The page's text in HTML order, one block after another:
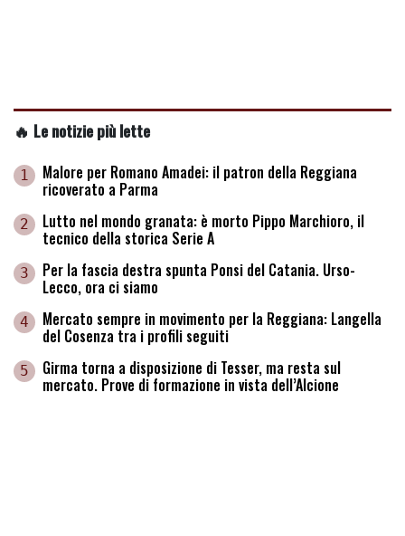
🔥 Le notizie più lette
1 Malore per Romano Amadei: il patron della Reggiana
ricoverato a Parma
2 Lutto nel mondo granata: è morto Pippo Marchioro, il
tecnico della storica Serie A
3 Per la fascia destra spunta Ponsi del Catania. Urso-
Lecco, ora ci siamo
4 Mercato sempre in movimento per la Reggiana: Langella
del Cosenza tra i profili seguiti
5 Girma torna a disposizione di Tesser, ma resta sul
mercato. Prove di formazione in vista dell’Alcione